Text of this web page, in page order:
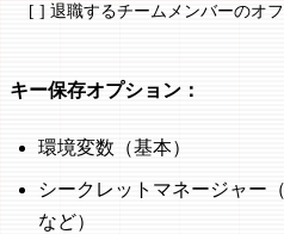
[ ] 退職するチームメンバーのオ
キー保存オプション：
環境変数（基本）
シークレットマネージャー（
など）